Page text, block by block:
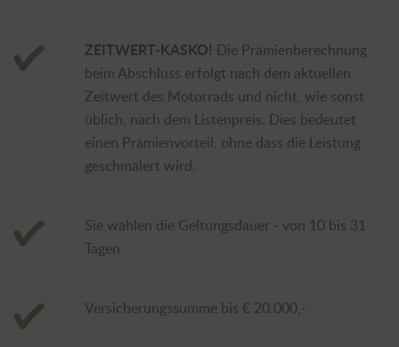
ZEITWERT-KASKO! Die Prämienberechnung
beim Abschluss erfolgt nach dem aktuellen
Zeitwert des Motorrads und nicht, wie sonst
üblich, nach dem Listenpreis. Dies bedeutet
einen Prämienvorteil, ohne dass die Leistung
geschmälert wird.
Sie wählen die Geltungsdauer - von 10 bis 31
Tagen
Versicherungssumme bis € 20.000,-